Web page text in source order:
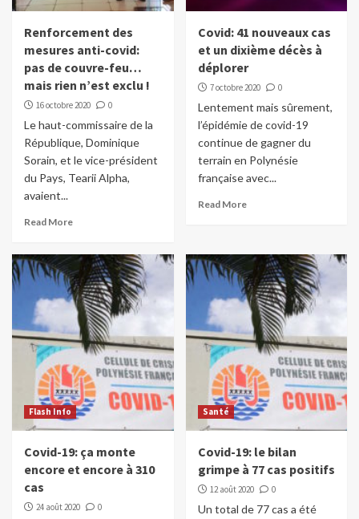
Renforcement des
mesures anti-covid:
pas de couvre-feu…
mais rien n’est exclu !
16 octobre 2020 0
Le haut-commissaire de la
République, Dominique
Sorain, et le vice-président
du Pays, Tearii Alpha,
avaient...
Read More
Covid: 41 nouveaux cas
et un dixième décès à
déplorer
7 octobre 2020 0
Lentement mais sûrement,
l’épidémie de covid-19
continue de gagner du
terrain en Polynésie
française avec...
Read More
Flash Info
Covid-19: ça monte
encore et encore à 310
cas
24 août 2020 0
Santé
Covid-19: le bilan
grimpe à 77 cas positifs
12 août 2020 0
Un total de 77 cas a été